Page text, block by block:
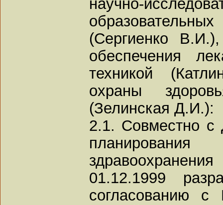
(Сергиенко
обеспечения
техникой
охраны
(Зелинская Д.И.):
2.1. Совместно с
01.12.1999
согласованию с